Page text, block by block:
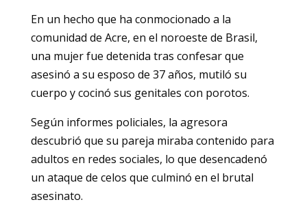
En un hecho que ha conmocionado a la
comunidad de Acre, en el noroeste de Brasil,
una mujer fue detenida tras confesar que
asesinó a su esposo de 37 años, mutiló su
cuerpo y cocinó sus genitales con porotos.
Según informes policiales, la agresora
descubrió que su pareja miraba contenido para
adultos en redes sociales, lo que desencadenó
un ataque de celos que culminó en el brutal
asesinato.